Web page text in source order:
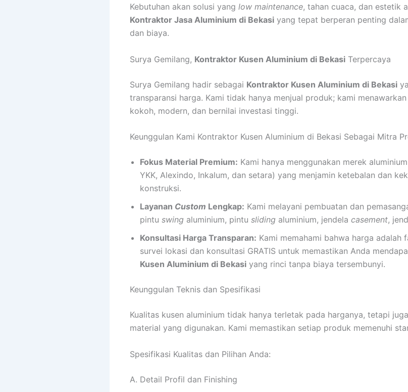
Kebutuhan akan solusi yang low maintenance, tahan cuaca, dan estetik
Kontraktor Jasa Aluminium di Bekasi yang tepat berperan penting
dan biaya.
Surya Gemilang, Kontraktor Kusen Aluminium di Bekasi Terpercaya
Surya Gemilang hadir sebagai Kontraktor Kusen Aluminium di Bekasi
transparansi harga. Kami tidak hanya menjual produk; kami
kokoh, modern, dan bernilai investasi tinggi.
Keunggulan Kami Kontraktor Kusen Aluminium di Bekasi Sebagai Mitra
Fokus Material Premium: Kami hanya menggunakan merek
YKK, Alexindo, Inkalum, dan setara) yang menjamin ketebalan dan
konstruksi.
Layanan Custom Lengkap: Kami melayani pembuatan dan
pintu swing aluminium, pintu sliding aluminium, jendela casement,
Konsultasi Harga Transparan: Kami memahami bahwa harga adalah
survei lokasi dan konsultasi GRATIS untuk memastikan Anda
Kusen Aluminium di Bekasi yang rinci tanpa biaya tersembunyi.
Keunggulan Teknis dan Spesifikasi
Kualitas kusen aluminium tidak hanya terletak pada harganya, tetapi
material yang digunakan. Kami memastikan setiap produk memenuhi
Spesifikasi Kualitas dan Pilihan Anda:
A. Detail Profil dan Finishing